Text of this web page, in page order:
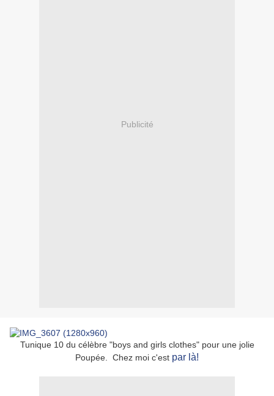
Publicité
Tunique 10 du célèbre "boys and girls clothes" pour une jolie
Poupée. Chez moi c'est par là!